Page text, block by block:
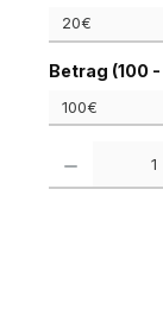
Betrag (100